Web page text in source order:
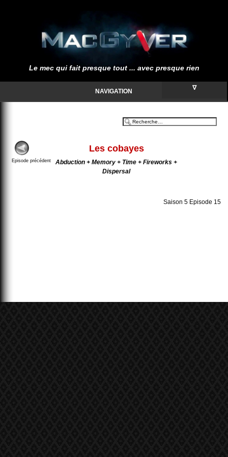
Le mec qui fait presque tout ... avec presque rien
NAVIGATION ∇
Les cobayes
Episode précédent
Abduction + Memory + Time + Fireworks +
Dispersal
Saison 5 Episode 15